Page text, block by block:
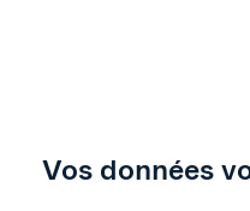
Vos données